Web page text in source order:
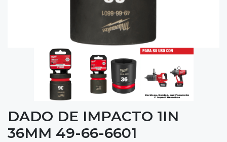
DADO DE IMPACTO 1IN
36MM 49-66-6601